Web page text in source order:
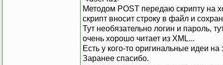
Методом POST передаю скрипту на
скрипт вносит строку в файл и
Тут необязательно логин и пароль,
очень хорошо читает из XML...
Есть у кого-то оригинальные идеи на
Заранее спасибо.